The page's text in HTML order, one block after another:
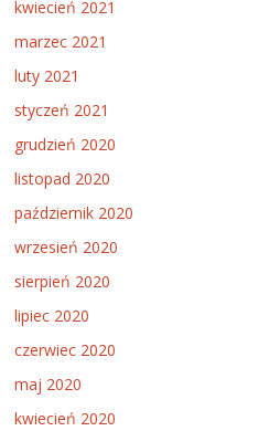
kwiecień 2021
marzec 2021
luty 2021
styczeń 2021
grudzień 2020
listopad 2020
październik 2020
wrzesień 2020
sierpień 2020
lipiec 2020
czerwiec 2020
maj 2020
kwiecień 2020